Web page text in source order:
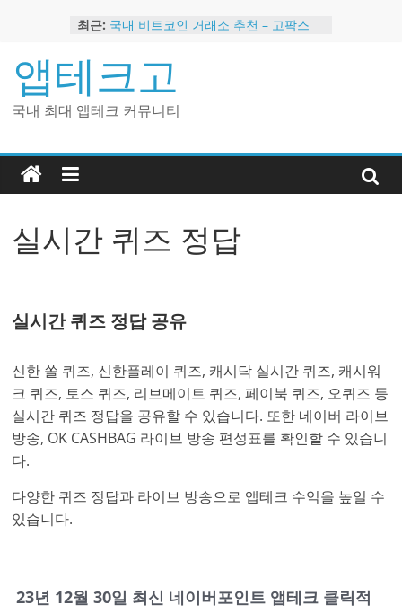
content
최근: 국내 비트코인 거래소 추천 – 고팍스
트
2024 강력히 추천하는 은행 멤버십 현
금 앱테크
해외 코인 거래소 추천 순위 BEST 2
앱테크고
국내 최대 앱테크 커뮤니티
실시간 퀴즈 정답
실시간 퀴즈 정답 공유
신한 쏠 퀴즈, 신한플레이 퀴즈, 캐시닥 실시간 퀴즈, 캐시워
크 퀴즈, 토스 퀴즈, 리브메이트 퀴즈, 페이북 퀴즈, 오퀴즈 등
실시간 퀴즈 정답을 공유할 수 있습니다. 또한 네이버 라이브
방송, OK CASHBAG 라이브 방송 편성표를 확인할 수 있습니
다.
다양한 퀴즈 정답과 라이브 방송으로 앱테크 수익을 높일 수
있습니다.
23년 12월 30일 최신 네이버포인트 앱테크 클릭적